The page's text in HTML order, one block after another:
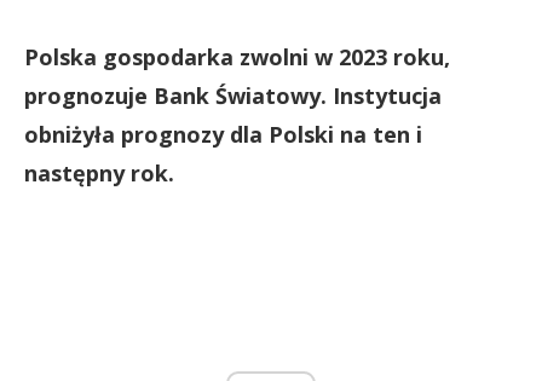
Polska gospodarka zwolni w 2023 roku,
prognozuje Bank Światowy. Instytucja
obniżyła prognozy dla Polski na ten i
następny rok.